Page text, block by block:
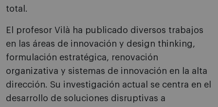
total.
El profesor Vilà ha publicado diversos trabajos
en las áreas de innovación y design thinking,
formulación estratégica, renovación
organizativa y sistemas de innovación en la alta
dirección. Su investigación actual se centra en el
desarrollo de soluciones disruptivas a